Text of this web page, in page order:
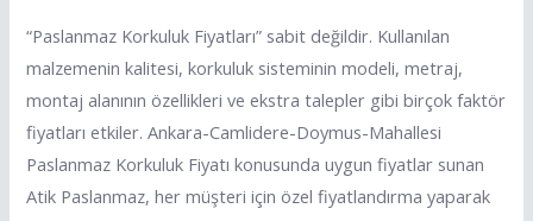
“Paslanmaz Korkuluk Fiyatları” sabit değildir. Kullanılan
malzemenin kalitesi, korkuluk sisteminin modeli, metraj,
montaj alanının özellikleri ve ekstra talepler gibi birçok faktör
fiyatları etkiler. Ankara-Camlidere-Doymus-Mahallesi
Paslanmaz Korkuluk Fiyatı konusunda uygun fiyatlar sunan
Atik Paslanmaz, her müşteri için özel fiyatlandırma yaparak